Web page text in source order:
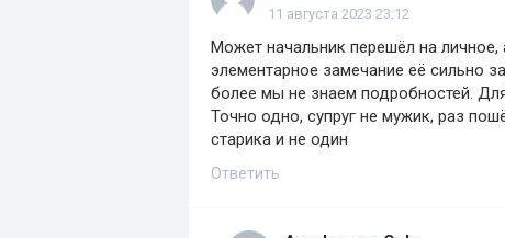
11 августа 2023 23:12
Может начальник перешёл на личное,
элементарное замечание её сильно
более мы не знаем подробностей.
Точно одно, супруг не мужик, раз
старика и не один
Ответить